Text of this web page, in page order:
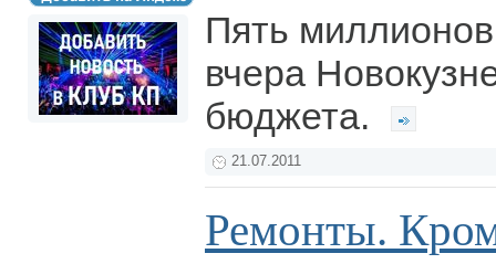
Пять
вчера
бюджета.
21.07.2011
Ремонты.